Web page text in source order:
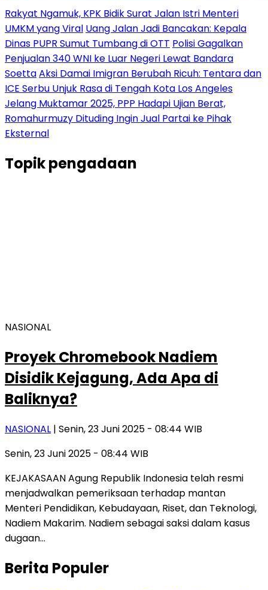
Rakyat Ngamuk, KPK Bidik Surat Jalan Istri Menteri
UMKM yang Viral Uang Jalan Jadi Bancakan: Kepala
Dinas PUPR Sumut Tumbang di OTT Polisi Gagalkan
Penjualan 340 WNI ke Luar Negeri Lewat Bandara
SoettaAksi Damai Imigran Berubah Ricuh: Tentara dan
ICE Serbu Unjuk Rasa di Tengah Kota Los Angeles
Jelang Muktamar 2025, PPP Hadapi Ujian Berat,
Romahurmuzy Dituding Ingin Jual Partai ke Pihak
Eksternal
Topikpengadaan
NASIONAL
Proyek Chromebook Nadiem
Disidik Kejagung, Ada Apa di
Baliknya?
NASIONAL | Senin, 23 Juni 2025 - 08:44 WIB
Senin, 23 Juni 2025 - 08:44 WIB
KEJAKASAAN Agung Republik Indonesia telah resmi
menjadwalkan pemeriksaan terhadap mantan
Menteri Pendidikan, Kebudayaan, Riset, dan Teknologi,
Nadiem Makarim. Nadiem sebagai saksi dalam kasus
dugaan…
Berita Populer